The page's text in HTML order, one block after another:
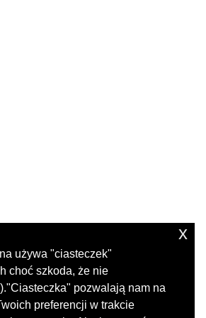
używa "ciasteczek"
choć szkoda, że nie
pozwalają nam na
preferencji w trakcie
x